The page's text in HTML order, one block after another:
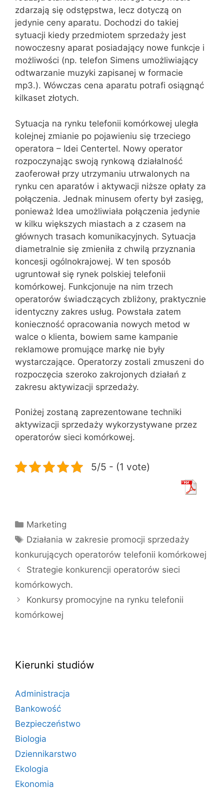
zdarzają się odstępstwa, lecz dotyczą on
jedynie ceny aparatu. Dochodzi do takiej
sytuacji kiedy przedmiotem sprzedaży jest
nowoczesny aparat posiadający nowe funkcje i
możliwości (np. telefon Simens umożliwiający
odtwarzanie muzyki zapisanej w formacie
mp3.). Wówczas cena aparatu potrafi osiągnąć
kilkaset złotych.
Sytuacja na rynku telefonii komórkowej uległa
kolejnej zmianie po pojawieniu się trzeciego
operatora – Idei Centertel. Nowy operator
rozpoczynając swoją rynkową działalność
zaoferował przy utrzymaniu utrwalonych na
rynku cen aparatów i aktywacji niższe opłaty za
połączenia. Jednak minusem oferty był zasięg,
ponieważ Idea umożliwiała połączenia jedynie
w kilku większych miastach a z czasem na
głównych trasach komunikacyjnych. Sytuacja
diametralnie się zmieniła z chwilą przyznania
koncesji ogólnokrajowej. W ten sposób
ugruntował się rynek polskiej telefonii
komórkowej. Funkcjonuje na nim trzech
operatorów świadczących zbliżony, praktycznie
identyczny zakres usług. Powstała zatem
konieczność opracowania nowych metod w
walce o klienta, bowiem same kampanie
reklamowe promujące markę nie były
wystarczające. Operatorzy zostali zmuszeni do
rozpoczęcia szeroko zakrojonych działań z
zakresu aktywizacji sprzedaży.
Poniżej zostaną zaprezentowane techniki
aktywizacji sprzedaży wykorzystywane przez
operatorów sieci komórkowej.
5/5 - (1 vote)
Kategorie
Marketing
Tagi
Działania w zakresie promocji sprzedaży
konkurujących operatorów telefonii komórkowej
Strategie konkurencji operatorów sieci
komórkowych.
Konkursy promocyjne na rynku telefonii
komórkowej
Kierunki studiów
Administracja
Bankowość
Bezpieczeństwo
Biologia
Dziennikarstwo
Ekologia
Ekonomia